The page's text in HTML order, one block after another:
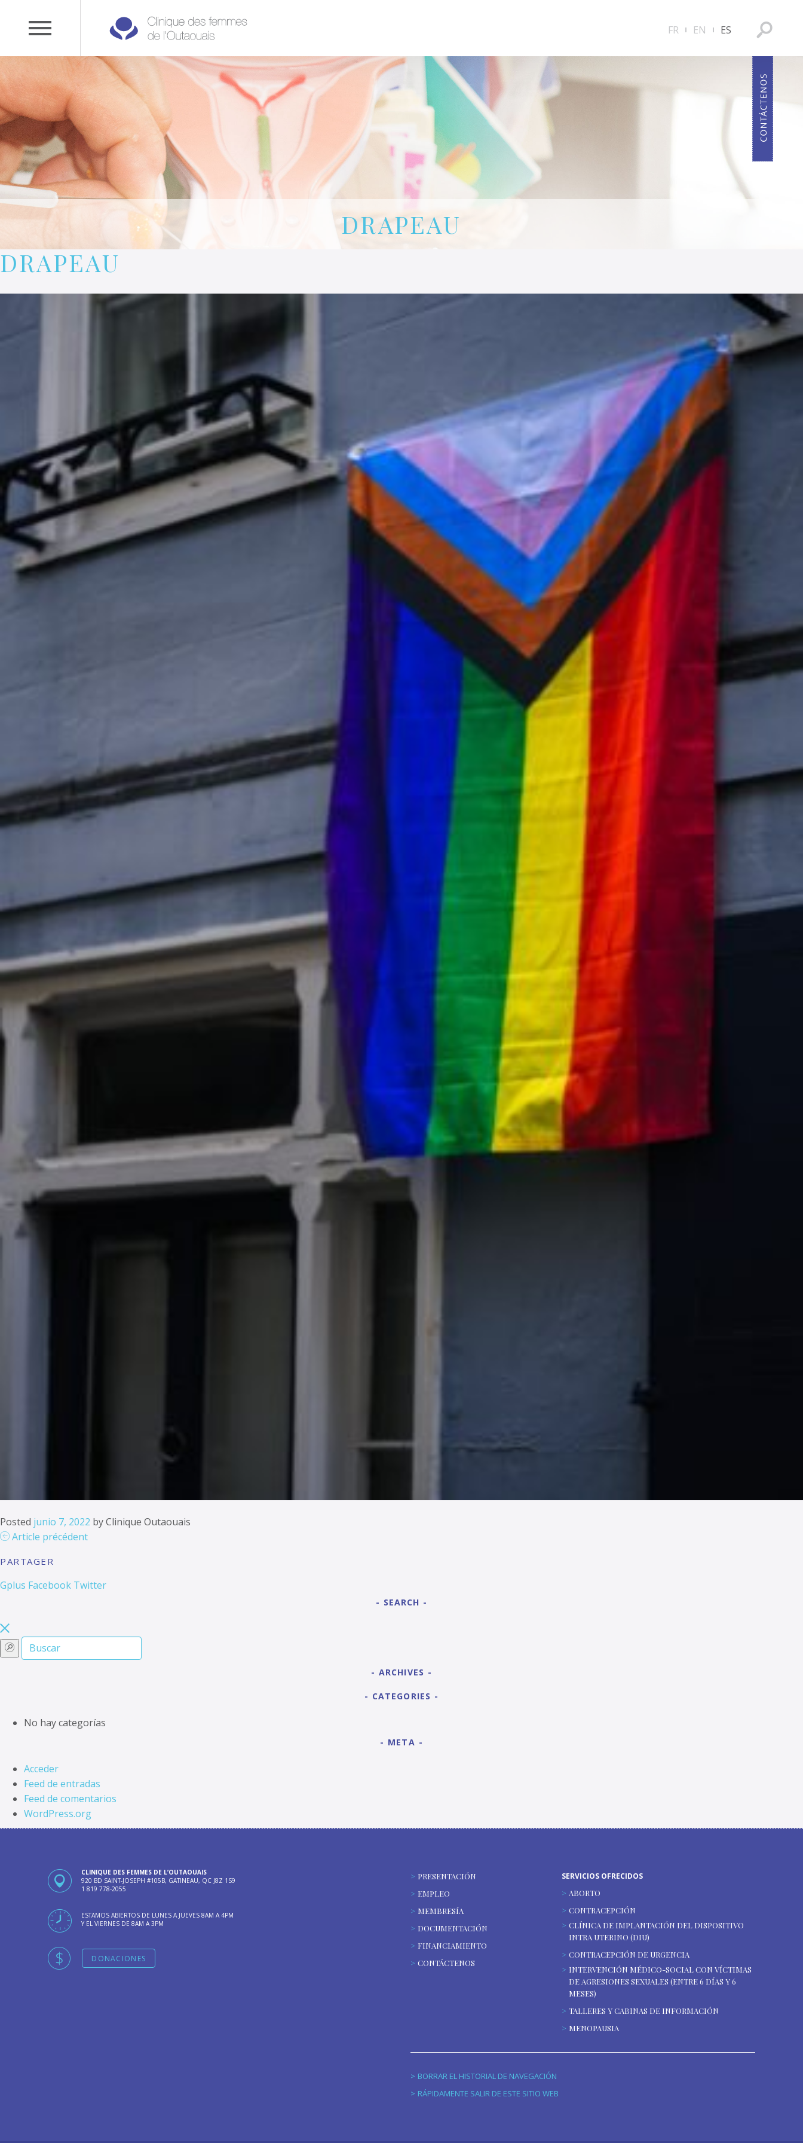
FR EN ES
CLINIQUE DES FEMMES DE L’OUTAOUAIS
1 819 778-2055
DRAPEAU
DRAPEAU
Posted junio 7, 2022 byClinique Outaouais
Article précédent
PARTAGER
Gplus Facebook Twitter
SEARCH
ARCHIVES
CATEGORIES
No hay categorías
META
Acceder
Feed de entradas
Feed de comentarios
WordPress.org
CLINIQUE DES FEMMES DE L’OUTAOUAIS
920 BD SAINT-JOSEPH #105B, GATINEAU, QC J8Z 1S9
1 819 778-2055
ESTAMOS ABIERTOS DE LUNES A JUEVES 8AM A 4PM
Y EL VIERNES DE 8AM A 3PM
DONACIONES
PRESENTACIÓN
EMPLEO
MEMBRESÍA
DOCUMENTACIÓN
FINANCIAMIENTO
CONTÁCTENOS
SERVICIOS OFRECIDOS
ABORTO
CONTRACEPCIÓN
CLÍNICA DE IMPLANTACIÓN DEL DISPOSITIVO
INTRA UTERINO (DIU)
CONTRACEPCIÓN DE URGENCIA
INTERVENCIÓN MÉDICO-SOCIAL CON VÍCTIMAS
DE AGRESIONES SEXUALES (ENTRE 6 DÍAS Y 6
MESES)
TALLERES Y CABINAS DE INFORMACIÓN
MENOPAUSIA
BORRAR EL HISTORIAL DE NAVEGACIÓN
RÁPIDAMENTE SALIR DE ESTE SITIO WEB